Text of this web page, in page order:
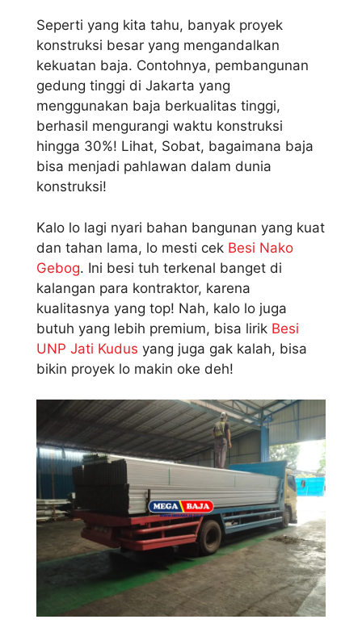
Seperti yang kita tahu, banyak proyek
konstruksi besar yang mengandalkan
kekuatan baja. Contohnya, pembangunan
gedung tinggi di Jakarta yang
menggunakan baja berkualitas tinggi,
berhasil mengurangi waktu konstruksi
hingga 30%! Lihat, Sobat, bagaimana baja
bisa menjadi pahlawan dalam dunia
konstruksi!
Kalo lo lagi nyari bahan bangunan yang kuat
dan tahan lama, lo mesti cek Besi Nako
Gebog. Ini besi tuh terkenal banget di
kalangan para kontraktor, karena
kualitasnya yang top! Nah, kalo lo juga
butuh yang lebih premium, bisa lirik Besi
UNP Jati Kudus yang juga gak kalah, bisa
bikin proyek lo makin oke deh!